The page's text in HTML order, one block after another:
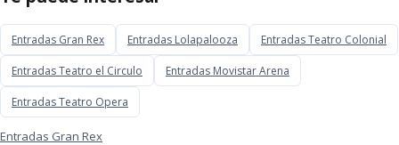
Entradas Gran Rex Entradas Lolapalooza Entradas Teatro Colonial
Entradas Teatro el Circulo Entradas Movistar Arena
Entradas Teatro Opera
Entradas Gran Rex